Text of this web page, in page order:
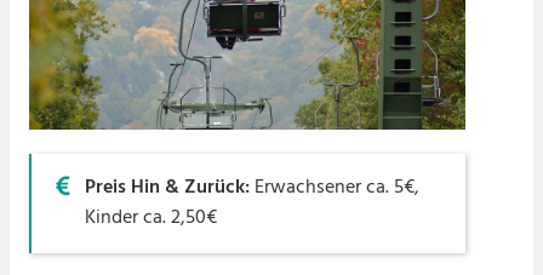
Preis Hin & Zurück:Erwachsener ca. 5€,
Kinder ca. 2,50€